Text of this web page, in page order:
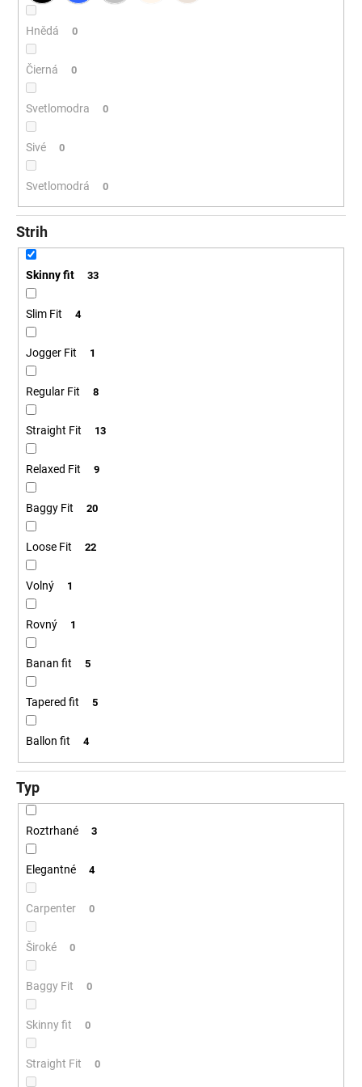
Hnědá 0
Čierná 0
Svetlomodra 0
Sivé 0
Svetlomodrá 0
Strih
Skinny fit 33
Slim Fit 4
Jogger Fit 1
Regular Fit 8
Straight Fit 13
Relaxed Fit 9
Baggy Fit 20
Loose Fit 22
Volný 1
Rovný 1
Banan fit 5
Tapered fit 5
Ballon fit 4
Typ
Roztrhané 3
Elegantné 4
Carpenter 0
Široké 0
Baggy Fit 0
Skinny fit 0
Straight Fit 0